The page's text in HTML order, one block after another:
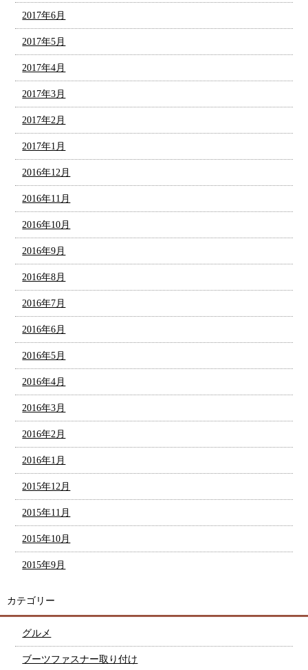
2017年6月
2017年5月
2017年4月
2017年3月
2017年2月
2017年1月
2016年12月
2016年11月
2016年10月
2016年9月
2016年8月
2016年7月
2016年6月
2016年5月
2016年4月
2016年3月
2016年2月
2016年1月
2015年12月
2015年11月
2015年10月
2015年9月
カテゴリー
グルメ
ブーツファスナー取り付け